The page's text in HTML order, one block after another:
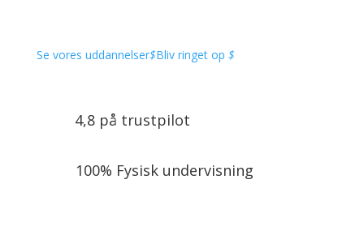
Se vores uddannelser$Bliv ringet op $
4,8 på trustpilot
100% Fysisk undervisning